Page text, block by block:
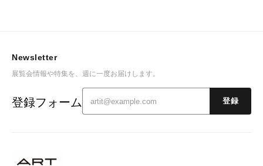
Newsletter
展覧会情報や特集を、週に一度お届けします。
登録フォーム 登録